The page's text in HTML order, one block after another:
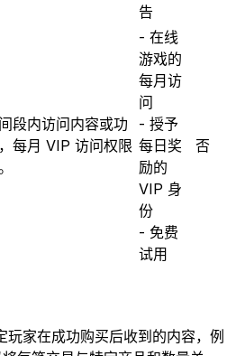
告
段内访问内容或功
每月 VIP 访问权限
- 在线
游戏的
每月访
问
- 授予
每日奖
励的
VIP 身
份
- 免费
试用
否
家在成功购买后收到的内容，例